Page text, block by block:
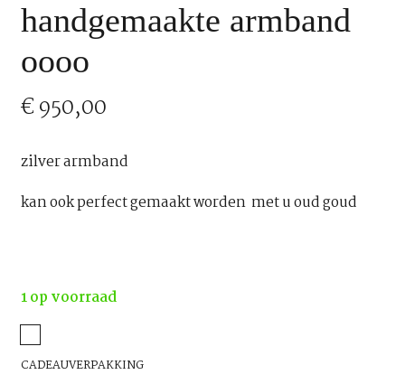
handgemaakte armband
oooo
€950,00
zilver armband
kan ook perfect gemaakt worden met u oud goud
1 op voorraad
CADEAUVERPAKKING